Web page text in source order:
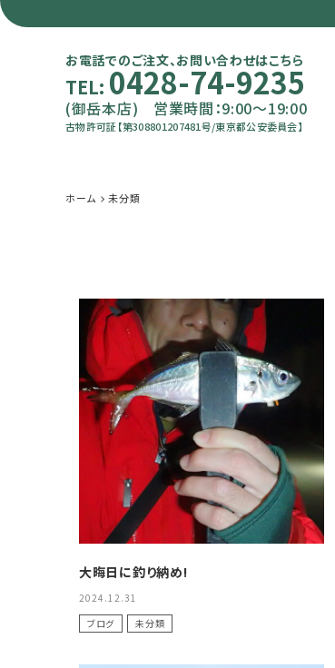
お電話でのご注文、お問い合わせはこちら
TEL: 0428-74-9235
(御岳本店) 営業時間：9:00～19:00
古物許可証【第308801207481号/東京都公安委員会】
サイズで選ぶ
特集で選ぶ
ホーム 未分類
大晦日に釣り納め!
2024.12.31
ブログ
未分類